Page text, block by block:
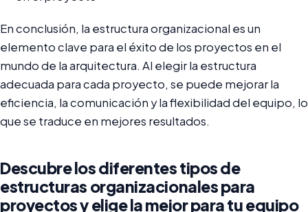
En conclusión, la estructura organizacional es un
elemento clave para el éxito de los proyectos en el
mundo de la arquitectura. Al elegir la estructura
adecuada para cada proyecto, se puede mejorar la
eficiencia, la comunicación y la flexibilidad del equipo, lo
que se traduce en mejores resultados.
Descubre los diferentes tipos de
estructuras organizacionales para
proyectos y elige la mejor para tu equipo